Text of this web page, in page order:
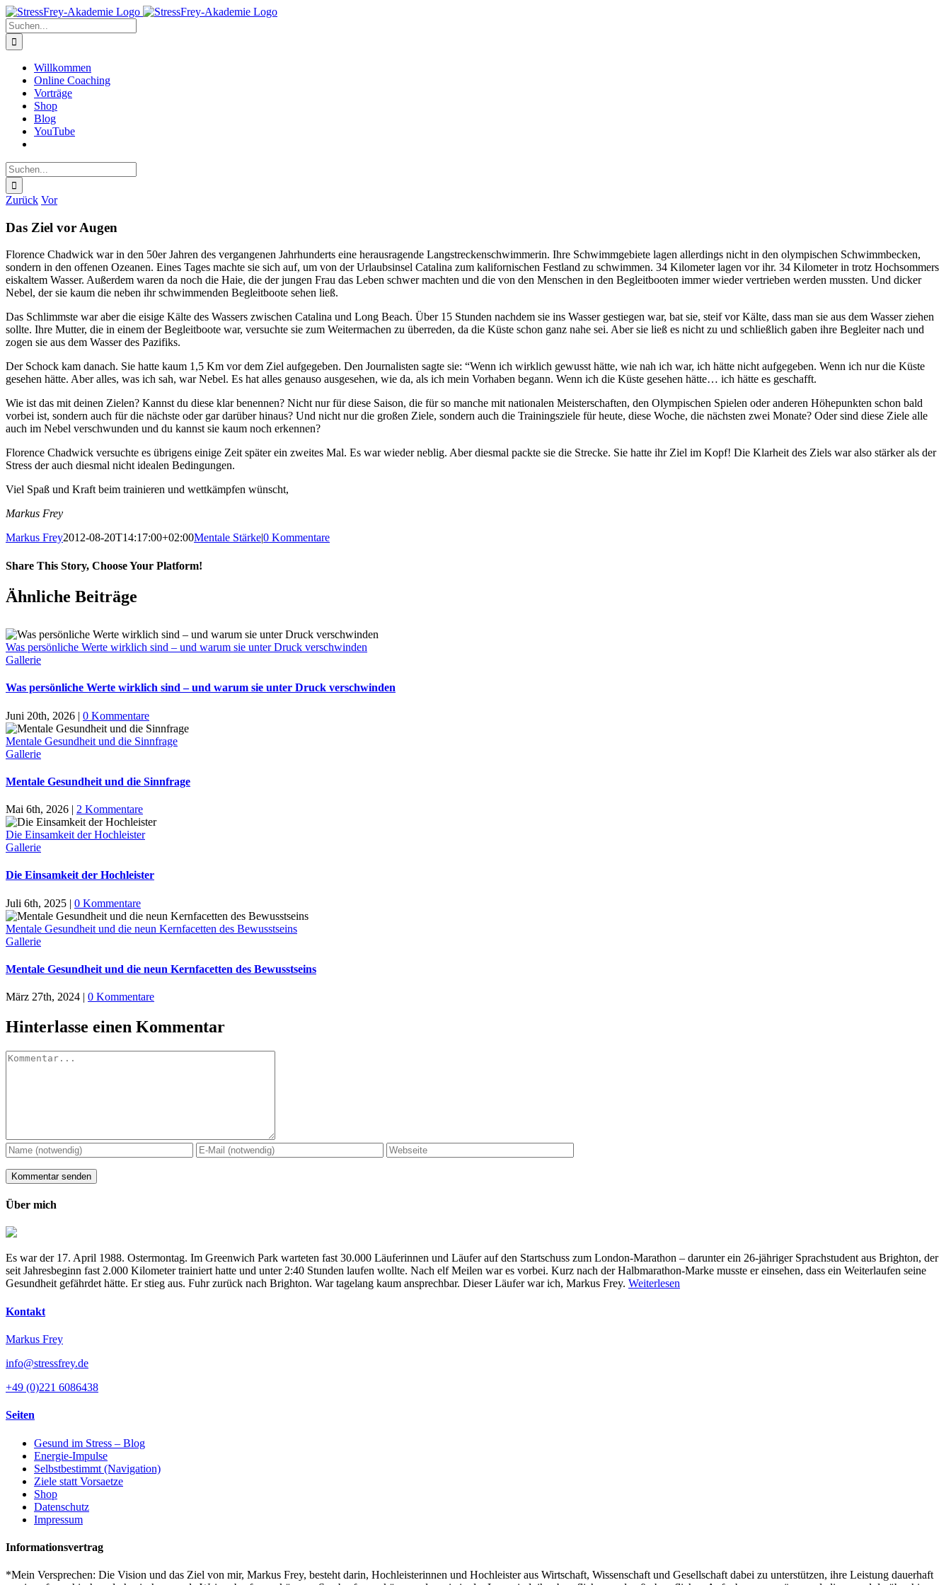
Zum
Inhalt
springen
Suche
nach:
Willkommen
Online Coaching
Vorträge
Shop
Blog
YouTube
Suche
nach:
Zurück Vor
Das Ziel vor Augen
Florence Chadwick war in den 50er Jahren des vergangenen Jahrhunderts eine herausragende Langstreckenschwimmerin. Ihre Schwimmgebiete lagen allerdings nicht in den olympischen Schwimmbecken,
sondern in den offenen Ozeanen. Eines Tages machte sie sich auf, um von der Urlaubsinsel Catalina zum kalifornischen Festland zu schwimmen. 34 Kilometer lagen vor ihr. 34 Kilometer in trotz Hochsommers
eiskaltem Wasser. Außerdem waren da noch die Haie, die der jungen Frau das Leben schwer machten und die von den Menschen in den Begleitbooten immer wieder vertrieben werden mussten. Und dicker
Nebel, der sie kaum die neben ihr schwimmenden Begleitboote sehen ließ.
Das Schlimmste war aber die eisige Kälte des Wassers zwischen Catalina und Long Beach. Über 15 Stunden nachdem sie ins Wasser gestiegen war, bat sie, steif vor Kälte, dass man sie aus dem Wasser ziehen
sollte. Ihre Mutter, die in einem der Begleitboote war, versuchte sie zum Weitermachen zu überreden, da die Küste schon ganz nahe sei. Aber sie ließ es nicht zu und schließlich gaben ihre Begleiter nach und
zogen sie aus dem Wasser des Pazifiks.
Der Schock kam danach. Sie hatte kaum 1,5 Km vor dem Ziel aufgegeben. Den Journalisten sagte sie: “Wenn ich wirklich gewusst hätte, wie nah ich war, ich hätte nicht aufgegeben. Wenn ich nur die Küste
gesehen hätte. Aber alles, was ich sah, war Nebel. Es hat alles genauso ausgesehen, wie da, als ich mein Vorhaben begann. Wenn ich die Küste gesehen hätte… ich hätte es geschafft.
Wie ist das mit deinen Zielen? Kannst du diese klar benennen? Nicht nur für diese Saison, die für so manche mit nationalen Meisterschaften, den Olympischen Spielen oder anderen Höhepunkten schon bald
vorbei ist, sondern auch für die nächste oder gar darüber hinaus? Und nicht nur die großen Ziele, sondern auch die Trainingsziele für heute, diese Woche, die nächsten zwei Monate? Oder sind diese Ziele alle
auch im Nebel verschwunden und du kannst sie kaum noch erkennen?
Florence Chadwick versuchte es übrigens einige Zeit später ein zweites Mal. Es war wieder neblig. Aber diesmal packte sie die Strecke. Sie hatte ihr Ziel im Kopf! Die Klarheit des Ziels war also stärker als der
Stress der auch diesmal nicht idealen Bedingungen.
Viel Spaß und Kraft beim trainieren und wettkämpfen wünscht,
Markus Frey
Markus Frey2012-08-20T14:17:00+02:00Mentale Stärke|0 Kommentare
Share This Story, Choose Your Platform!
Ähnliche Beiträge
Was persönliche Werte wirklich sind – und warum sie unter Druck verschwinden
Gallerie
Was persönliche Werte wirklich sind – und warum sie unter Druck verschwinden
Juni 20th, 2026 | 0 Kommentare
Mentale Gesundheit und die Sinnfrage
Gallerie
Mentale Gesundheit und die Sinnfrage
Mai 6th, 2026 | 2 Kommentare
Die Einsamkeit der Hochleister
Gallerie
Die Einsamkeit der Hochleister
Juli 6th, 2025 | 0 Kommentare
Mentale Gesundheit und die neun Kernfacetten des Bewusstseins
Gallerie
Mentale Gesundheit und die neun Kernfacetten des Bewusstseins
März 27th, 2024 | 0 Kommentare
Hinterlasse einen Kommentar
Kommentar
Über mich
Es war der 17. April 1988. Ostermontag. Im Greenwich Park warteten fast 30.000 Läuferinnen und Läufer auf den Startschuss zum London-Marathon – darunter ein 26-jähriger Sprachstudent aus Brighton, der
seit Jahresbeginn fast 2.000 Kilometer trainiert hatte und unter 2:40 Stunden laufen wollte. Nach elf Meilen war es vorbei. Kurz nach der Halbmarathon-Marke musste er einsehen, dass ein Weiterlaufen seine
Gesundheit gefährdet hätte. Er stieg aus. Fuhr zurück nach Brighton. War tagelang kaum ansprechbar. Dieser Läufer war ich, Markus Frey. Weiterlesen
Kontakt
Markus Frey
info@stressfrey.de
+49 (0)221 6086438
Seiten
Gesund im Stress – Blog
Energie-Impulse
Selbstbestimmt (Navigation)
Ziele statt Vorsaetze
Shop
Datenschutz
Impressum
Informationsvertrag
*Mein Versprechen: Die Vision und das Ziel von mir, Markus Frey, besteht darin, Hochleisterinnen und Hochleister aus Wirtschaft, Wissenschaft und Gesellschaft dabei zu unterstützen, ihre Leistung dauerhaft